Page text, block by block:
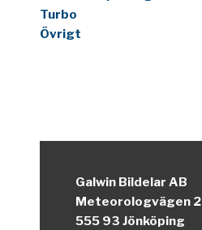
Turbo
Övrigt
Galwin Bildelar AB
Meteorologvägen 2
555 93 Jönköping